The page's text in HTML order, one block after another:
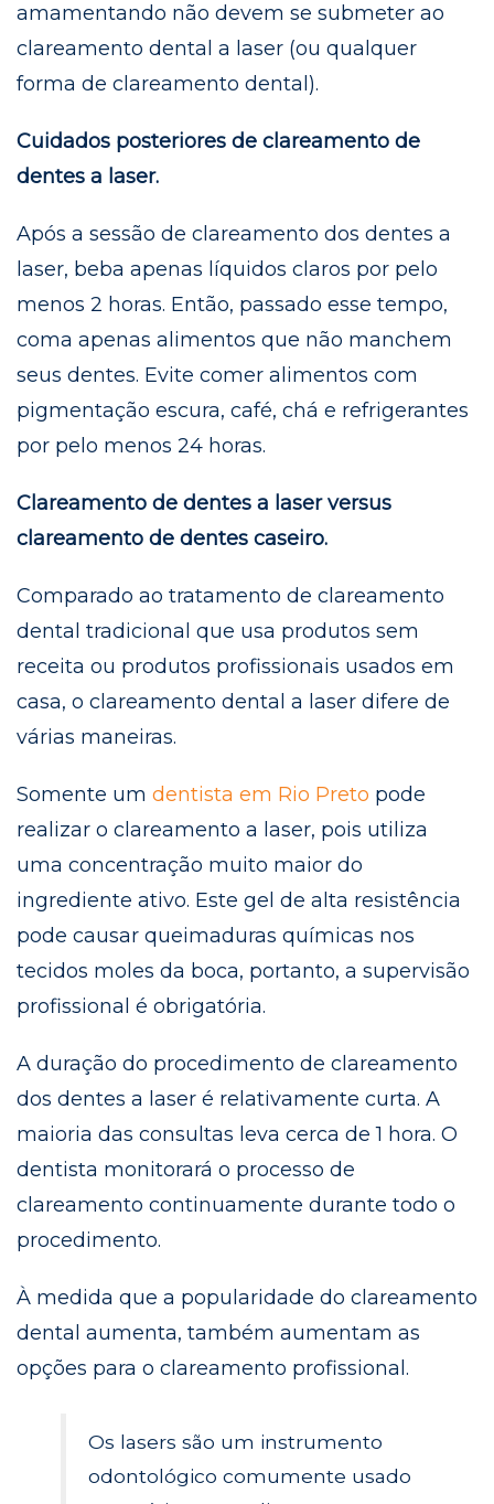
amamentando não devem se submeter ao
clareamento dental a laser (ou qualquer
forma de clareamento dental).
Cuidados posteriores de clareamento de
dentes a laser.
Após a sessão de clareamento dos dentes a
laser, beba apenas líquidos claros por pelo
menos 2 horas. Então, passado esse tempo,
coma apenas alimentos que não manchem
seus dentes. Evite comer alimentos com
pigmentação escura, café, chá e refrigerantes
por pelo menos 24 horas.
Clareamento de dentes a laser versus
clareamento de dentes caseiro.
Comparado ao tratamento de clareamento
dental tradicional que usa produtos sem
receita ou produtos profissionais usados ​​em
casa, o clareamento dental a laser difere de
várias maneiras.
Somente um dentista em Rio Preto pode
realizar o clareamento a laser, pois utiliza
uma concentração muito maior do
ingrediente ativo. Este gel de alta resistência
pode causar queimaduras químicas nos
tecidos moles da boca, portanto, a supervisão
profissional é obrigatória.
A duração do procedimento de clareamento
dos dentes a laser é relativamente curta. A
maioria das consultas leva cerca de 1 hora. O
dentista monitorará o processo de
clareamento continuamente durante todo o
procedimento.
À medida que a popularidade do clareamento
dental aumenta, também aumentam as
opções para o clareamento profissional.
Os lasers são um instrumento
odontológico comumente usado